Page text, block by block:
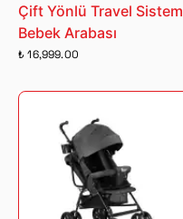
Çift Yönlü Travel Sistem
Bebek Arabası
₺ 16,999.00